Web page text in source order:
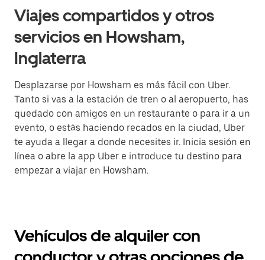
Viajes compartidos y otros
servicios en Howsham,
Inglaterra
Desplazarse por Howsham es más fácil con Uber.
Tanto si vas a la estación de tren o al aeropuerto, has
quedado con amigos en un restaurante o para ir a un
evento, o estás haciendo recados en la ciudad, Uber
te ayuda a llegar a donde necesites ir. Inicia sesión en
línea o abre la app Uber e introduce tu destino para
empezar a viajar en Howsham.
Vehículos de alquiler con